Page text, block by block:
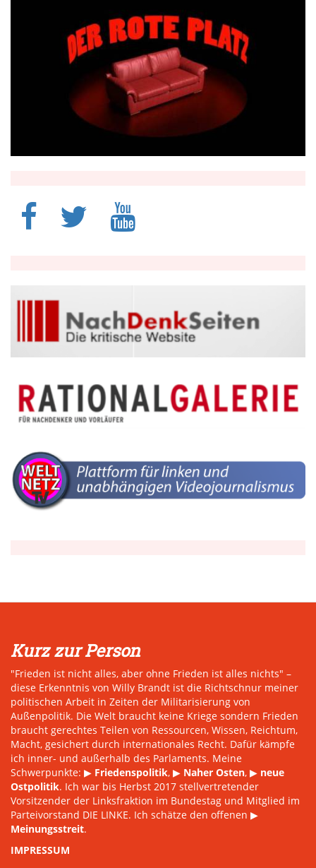
Kurz zur Person
"Frieden ist nicht alles, aber ohne Frieden ist alles nichts" –
diese Erkenntnis von Willy Brandt ist die Richtschnur meiner
politischen Arbeit in Zeiten der Militarisierung von
Außenpolitik. Die Welt braucht keine Kriege sondern Frieden
braucht gerechtes Teilen von Ressourcen, Wissen, Reichtum,
Macht, gesichert durch internationales Recht. Dafür kämpfe
ich inner- und außerhalb des Parlaments. Meine
Schwerpunkte: ▶ Friedenspolitik, ▶ Naher Osten, ▶ neue
Ostpolitik. Ich war bis Herbst 2017 stellvertretender
Vorsitzender der Linksfraktion im Bundestag und Mitglied im
Parteivorstand DIE LINKE. Ich schätze den offenen ▶
Meinungsstreit.
IMPRESSUM